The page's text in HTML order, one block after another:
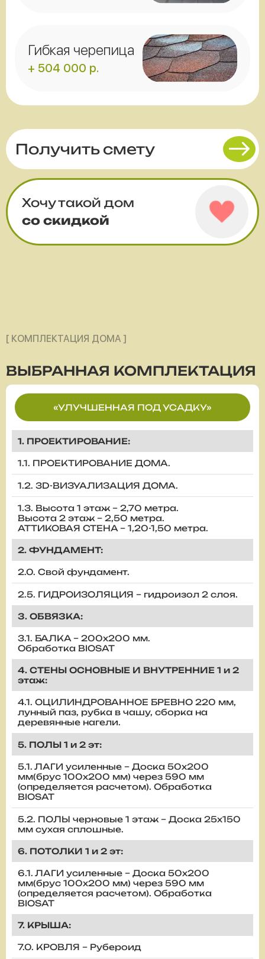
Гибкая черепица
+ 504 000 р.
Получить смету
Хочу такой дом
со скидкой
[ КОМПЛЕКТАЦИЯ ДОМА ]
ВЫБРАННАЯ КОМПЛЕКТАЦИЯ
«УЛУЧШЕННАЯ ПОД УСАДКУ»
1. ПРОЕКТИРОВАНИЕ:
1.1. ПРОЕКТИРОВАНИЕ ДОМА.
1.2. 3D-ВИЗУАЛИЗАЦИЯ ДОМА.
1.3. Высота 1 этаж – 2,70 метра.
Высота 2 этаж – 2,50 метра.
АТТИКОВАЯ СТЕНА – 1,20-1,50 метра.
2. ФУНДАМЕНТ:
2.0. Свой фундамент.
2.5. ГИДРОИЗОЛЯЦИЯ – гидроизол 2 слоя.
3. ОБВЯЗКА:
3.1. БАЛКА – 200х200 мм.
Обработка BIOSAT
4. СТЕНЫ ОСНОВНЫЕ И ВНУТРЕННИЕ 1 и 2
этаж:
4.1. ОЦИЛИНДРОВАННОЕ БРЕВНО 220 мм,
лунный паз, рубка в чашу, сборка на
деревянные нагели.
5. ПОЛЫ 1 и 2 эт:
5.1. ЛАГИ усиленные – Доска 50х200
мм(брус 100х200 мм) через 590 мм
(определяется расчетом). Обработка
BIOSAT
5.2. ПОЛЫ черновые 1 этаж – Доска 25х150
мм сухая сплошные.
6. ПОТОЛКИ 1 и 2 эт:
6.1. ЛАГИ усиленные – Доска 50х200
мм(брус 100х200 мм) через 590 мм
(определяется расчетом). Обработка
BIOSAT
7. КРЫША:
7.0. КРОВЛЯ – Рубероид